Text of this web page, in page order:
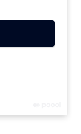
de Jean-
se poursuivent
intégrer ce
de la